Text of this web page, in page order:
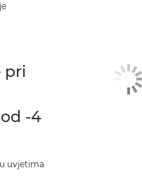
pri
-4
uvjetima